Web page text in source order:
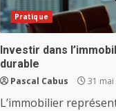
Pratique
Investir dans
durable
Pascal Cabus 31 mai
L’immobilier